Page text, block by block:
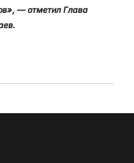
— отметил Глава